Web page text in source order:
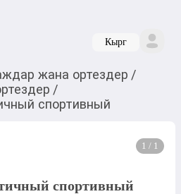
Кырг
жана ортездер /
/
спортивный
1 / 1
спортивный